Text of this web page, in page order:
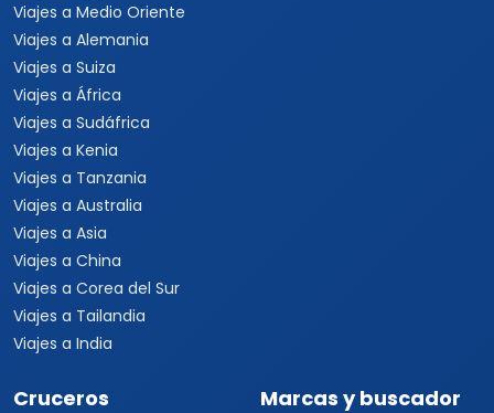
Viajes a Medio Oriente
Viajes a Alemania
Viajes a Suiza
Viajes a África
Viajes a Sudáfrica
Viajes a Kenia
Viajes a Tanzania
Viajes a Australia
Viajes a Asia
Viajes a China
Viajes a Corea del Sur
Viajes a Tailandia
Viajes a India
Cruceros Marcas y buscador